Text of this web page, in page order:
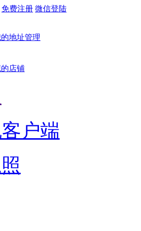
免费注册 微信登陆
地址管理
店铺
户端